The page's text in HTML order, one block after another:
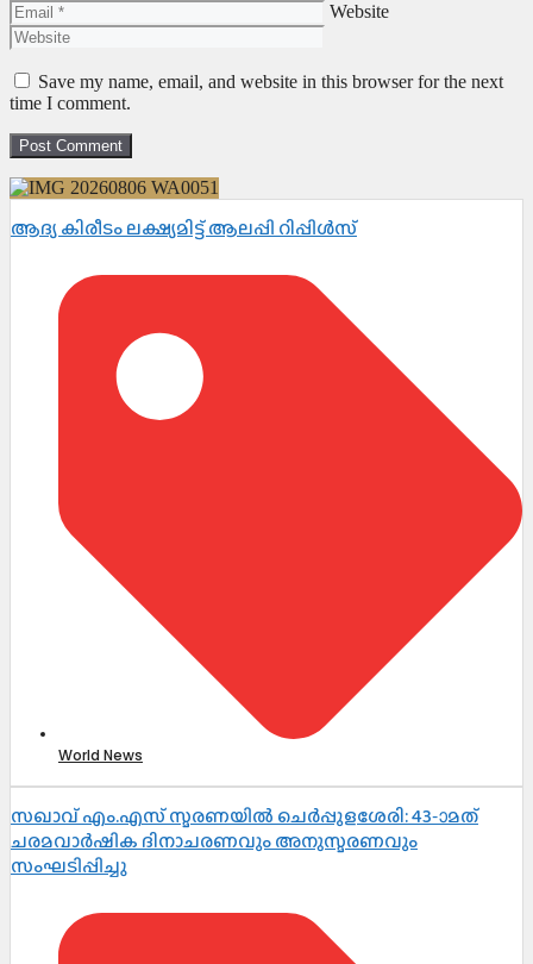
Website
Save my name, email, and website in this browser for the next
time I comment.
ആദ്യ കിരീടം ലക്ഷ്യമിട്ട് ആലപ്പി റിപ്പിൾസ്
World News
സഖാവ് എം.എസ് സ്മരണയിൽ ചെർപ്പുളശേരി: 43-ാമത്
ചരമവാർഷിക ദിനാചരണവും അനുസ്മരണവും
സംഘടിപ്പിച്ചു